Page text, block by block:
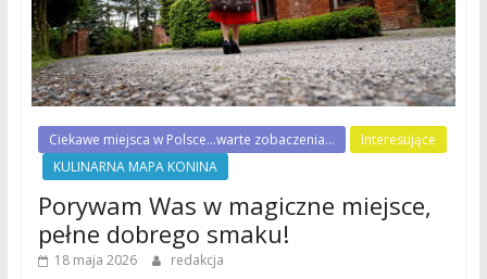
Ciekawe miejsca w Polsce...warte zobaczenia...
Interesujące
KULINARNA MAPA KONINA
Porywam Was w magiczne miejsce,
pełne dobrego smaku!
18 maja 2026 redakcja